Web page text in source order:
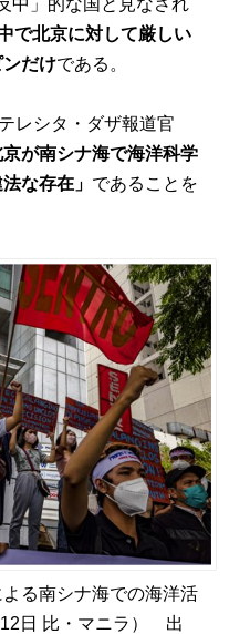
中」的な国と見なされ
で北京に対して厳しい
だけである。
レシタ・ダザ報道官
京が南シナ海で海洋科学
な存在」 であることを
る南シナ海での海洋活
日 比・マニラ） 出